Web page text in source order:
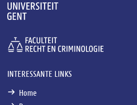
INTERESSANTE LINKS
Home